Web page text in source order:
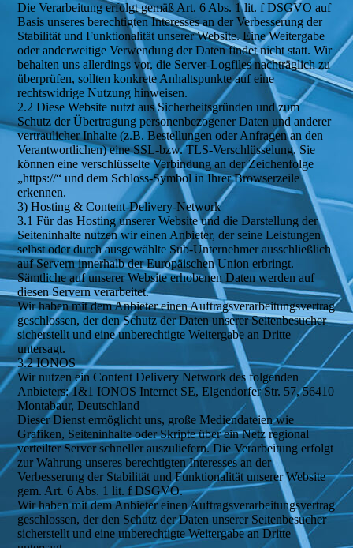
Die Verarbeitung erfolgt gemäß Art. 6 Abs. 1 lit. f DSGVO auf
Basis unseres berechtigten Interesses an der Verbesserung der
Stabilität und Funktionalität unserer Website. Eine Weitergabe
oder anderweitige Verwendung der Daten findet nicht statt. Wir
behalten uns allerdings vor, die Server-Logfiles nachträglich zu
überprüfen, sollten konkrete Anhaltspunkte auf eine
rechtswidrige Nutzung hinweisen.
2.2 Diese Website nutzt aus Sicherheitsgründen und zum
Schutz der Übertragung personenbezogener Daten und anderer
vertraulicher Inhalte (z.B. Bestellungen oder Anfragen an den
Verantwortlichen) eine SSL-bzw. TLS-Verschlüsselung. Sie
können eine verschlüsselte Verbindung an der Zeichenfolge
„https://“ und dem Schloss-Symbol in Ihrer Browserzeile
erkennen.
3) Hosting & Content-Delivery-Network
3.1 Für das Hosting unserer Website und die Darstellung der
Seiteninhalte nutzen wir einen Anbieter, der seine Leistungen
selbst oder durch ausgewählte Sub-Unternehmer ausschließlich
auf Servern innerhalb der Europäischen Union erbringt.
Sämtliche auf unserer Website erhobenen Daten werden auf
diesen Servern verarbeitet.
Wir haben mit dem Anbieter einen Auftragsverarbeitungsvertrag
geschlossen, der den Schutz der Daten unserer Seitenbesucher
sicherstellt und eine unberechtigte Weitergabe an Dritte
untersagt.
3.2 IONOS
Wir nutzen ein Content Delivery Network des folgenden
Anbieters: 1&1 IONOS Internet SE, Elgendorfer Str. 57, 56410
Montabaur, Deutschland
Dieser Dienst ermöglicht uns, große Mediendateien wie
Grafiken, Seiteninhalte oder Skripte über ein Netz regional
verteilter Server schneller auszuliefern. Die Verarbeitung erfolgt
zur Wahrung unseres berechtigten Interesses an der
Verbesserung der Stabilität und Funktionalität unserer Website
gem. Art. 6 Abs. 1 lit. f DSGVO.
Wir haben mit dem Anbieter einen Auftragsverarbeitungsvertrag
geschlossen, der den Schutz der Daten unserer Seitenbesucher
sicherstellt und eine unberechtigte Weitergabe an Dritte